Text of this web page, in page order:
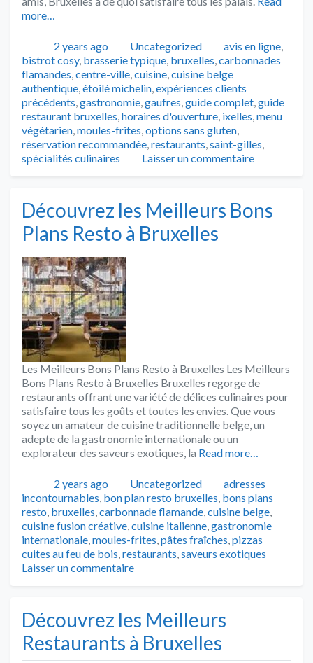
more…
Publié2 years ago Catégories
Uncategorized Tags
avis en ligne,
bistrot cosy, brasserie typique, bruxelles,carbonnades
flamandes,centre-ville,cuisine,cuisine belge
authentique,étoilé michelin,expériences clients
précédents,gastronomie,gaufres,guide complet,guide
restaurant bruxelles,horaires d'ouverture, ixelles,menu
végétarien,moules-frites,options sans gluten,
réservation recommandée,restaurants,saint-gilles,
spécialités culinaires
Laisser un commentaire
Découvrez les Meilleurs Bons
Plans Resto à Bruxelles
Les Meilleurs Bons Plans Resto à Bruxelles Les Meilleurs
Bons Plans Resto à Bruxelles Bruxelles regorge de
restaurants offrant une variété de délices culinaires pour
satisfaire tous les goûts et toutes les envies. Que vous
soyez un amateur de cuisine traditionnelle belge, un
adepte de la gastronomie internationale ou un
explorateur des saveurs exotiques, la Read more…
Publié2 years ago Catégories
Uncategorized Tags
adresses
incontournables, bon plan resto bruxelles, bons plans
resto, bruxelles,carbonnade flamande,cuisine belge,
cuisine fusion créative,cuisine italienne,gastronomie
internationale,moules-frites,pâtes fraîches,pizzas
cuites au feu de bois,restaurants,saveurs exotiques
Laisser un commentaire
Découvrez les Meilleurs
Restaurants à Bruxelles